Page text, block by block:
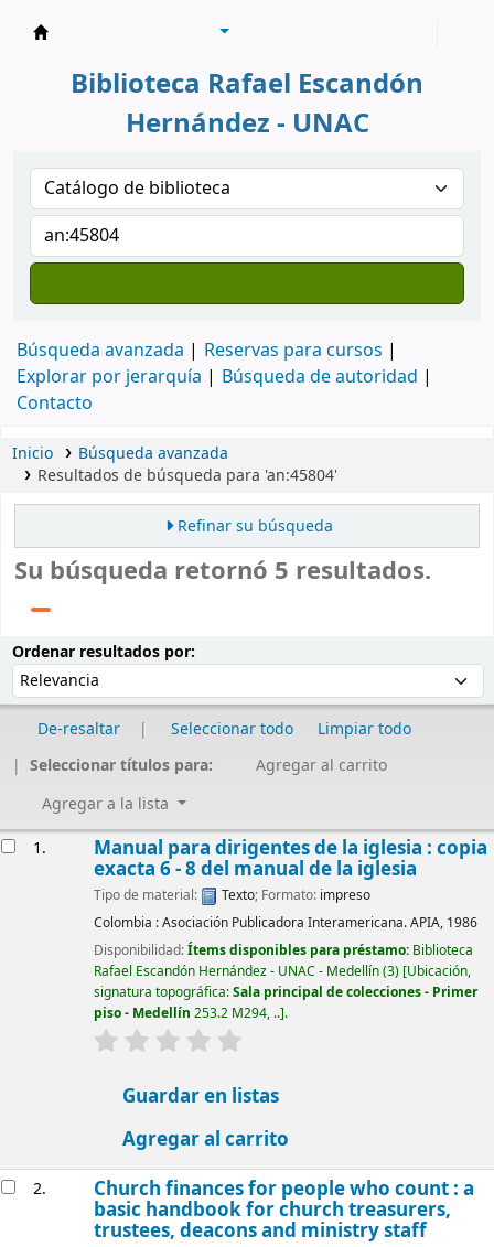
Biblioteca Rafael Escandón
Hernández - UNAC
Búsqueda avanzada
Reservas para cursos
Explorar por jerarquía
Búsqueda de autoridad
Contacto
Inicio
Búsqueda avanzada
Resultados de búsqueda para 'an:45804'
Refinar su búsqueda
Su búsqueda retornó 5 resultados.
Ordenar resultados por:
De-resaltar Seleccionar todo
Limpiar todo
Seleccionar títulos para:
Agregar al carrito
Agregar a la lista
1. Manual para dirigentes de la iglesia : copia
exacta 6 - 8 del manual de la iglesia
Tipo de material: Texto; Formato: impreso
Colombia :Asociación Publicadora Interamericana. APIA, 1986
Disponibilidad:Ítems disponibles para préstamo: Biblioteca
Rafael Escandón Hernández - UNAC - Medellín(3) Ubicación,
signatura topográfica:Sala principal de colecciones - Primer
piso - Medellín 253.2 M294, .. .
valoración
Guardar en listas
Agregar al carrito
2. Church finances for people who count : a
basic handbook for church treasurers,
trustees, deacons and ministry staff